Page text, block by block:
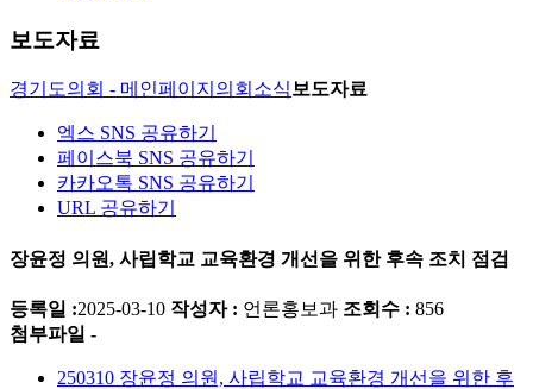
보도자료
경기도의회 - 메인페이지 의회소식보도자료
엑스 SNS 공유하기
페이스북 SNS 공유하기
카카오톡 SNS 공유하기
URL 공유하기
장윤정 의원, 사립학교 교육환경 개선을 위한 후속 조치 점검
등록일 :2025-03-10 작성자 : 언론홍보과 조회수 : 856
첨부파일 -
250310 장윤정 의원, 사립학교 교육환경 개선을 위한 후